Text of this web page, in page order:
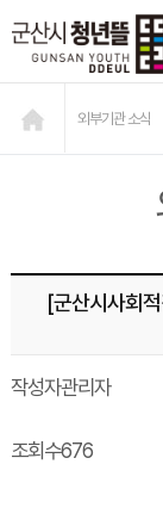
외부기관 소식
[군산시사회
작성자관리자
조회수676